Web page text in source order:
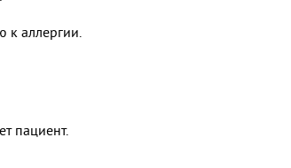
к аллергии.
пациент.